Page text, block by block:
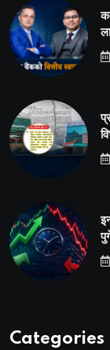
Categories